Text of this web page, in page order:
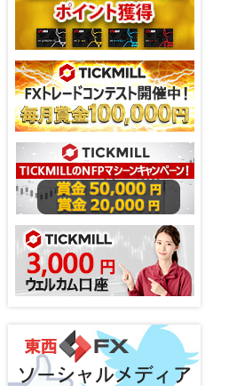
ソーシャルメディア